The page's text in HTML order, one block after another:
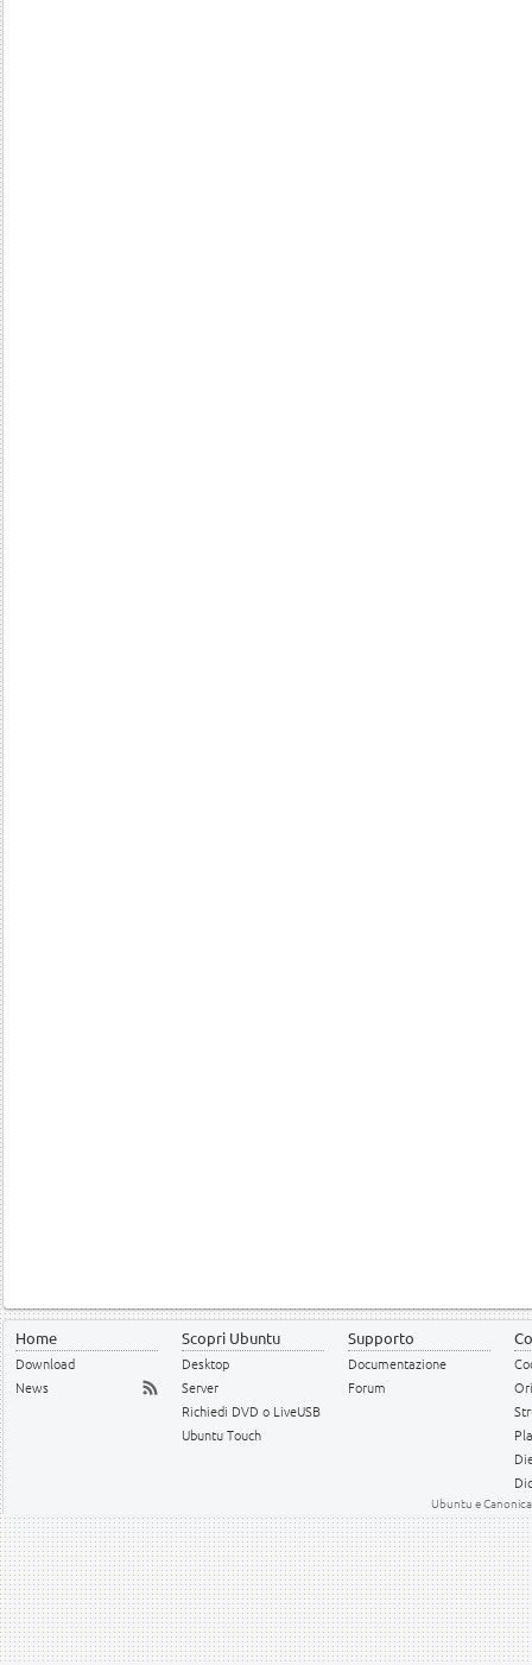
Home
Download
News
Scopri Ubuntu
Desktop
Server
Richiedi DVD o LiveUSB
Ubuntu Touch
Supporto
Documentazione
Forum
Ubuntu e